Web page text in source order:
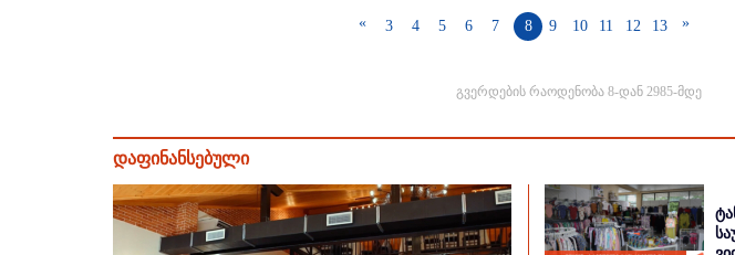
« 3 4 5 6 7 8 9 10 11 12 13 »
გვერდების რაოდენობა 8-დან 2985-მდე
დაფინანსებული